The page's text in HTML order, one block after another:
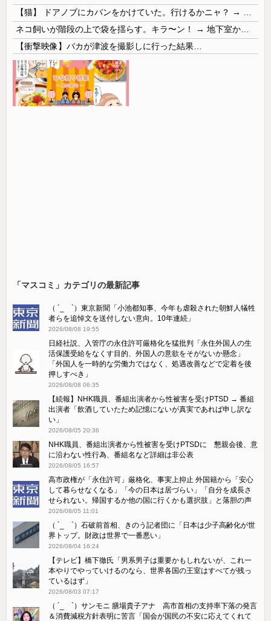
【衝撃映像】バカが津波を撮影しに行った結果…
「マスコミ」カテゴリの最新記事
（ ´_ゝ`）東京新聞「小池都知事、今年も虐殺された朝鮮人犠牲
者らを追悼文を送付しない意向。10年連続」
2026/08/08 19:55
日経社説、入管庁の永住許可厳格化を猛批判「永住外国人の生
活保護受給をなくす目的、外国人の意欲をそがないか懸念」
「外国人を一時的な労働力ではなく、処遇改善などで定着を後
押しすべき」
2026/08/08 06:35
【続報】NHK職員、番組出演者から性被害を受けPTSD → 番組
出演者「飲酒していたため記憶にないが真実であれば申し訳な
い」
2026/08/05 20:36
NHK職員、番組出演者から性被害を受けPTSDに 懇親会後、意
に沿わない性行為、番組名など詳細は非公表
2026/08/05 16:57
高市政権が「永住許可」厳格化、事実上抑止 外国籍から「安心
して暮らせなくなる」「今の日本は居づらい」「自分を成長さ
せられない。帰国するか他の国に行くかも選択肢」と落胆の声
2026/08/05 11:01
（ ´_ゝ`）石破前首相、きのう記者団に「日本は少子高齢化が世
界トップ。財政は世界で一番悪い」
2026/08/04 16:24
【テレビ】橋下徹氏「男系男子は重要かもしれないが、これ一
本やりでやっていけるのなら、世界各国の王室はすべてが残っ
ているはず」
2026/08/03 07:17
（ ´_ゝ`）サンモニ 膳場貴子アナ 高市首相の支持率下落の発言
＆消費減税方針表明に苦言「国会が国民の不安に応えてくれて